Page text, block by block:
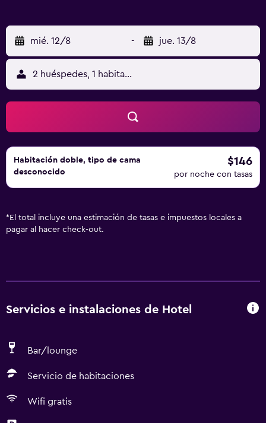
indican más abajo en las instalaciones o cerca del
alojamiento (es posible que se aplique un recargo).
mié. 12/8 - jue. 13/8
2 huéspedes, 1 habitación
Habitación doble, tipo de cama
desconocido
$146
por noche con tasas
* El total incluye una estimación de tasas e impuestos locales a
pagar al hacer check-out.
Servicios e instalaciones de Hotel
Bar/lounge
Servicio de habitaciones
Wifi gratis